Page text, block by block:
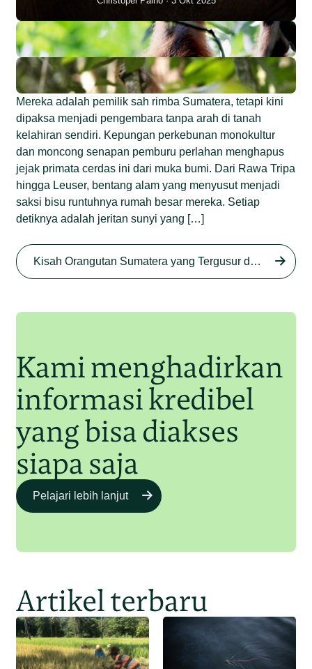
Sumatera di Rawa Tripa
Junaidi Hanafiah 27 Agu 2025
Begini Modus Perburuan
Mereka adalah pemilik sah rimba Sumatera, tetapi kini
dipaksa menjadi pengembara tanpa arah di tanah
kelahiran sendiri. Kepungan perkebunan monokultur
dan moncong senapan pemburu perlahan menghapus
jejak primata cerdas ini dari muka bumi. Dari Rawa Tripa
hingga Leuser, bentang alam yang menyusut menjadi
saksi bisu runtuhnya rumah besar mereka. Setiap
detiknya adalah jeritan sunyi yang […]
Kisah Orangutan Sumatera yang Tergusur dari Rumah Sendiri series
Kami menghadirkan
informasi kredibel
yang bisa diakses
siapa saja
Pelajari lebih lanjut
Artikel terbaru